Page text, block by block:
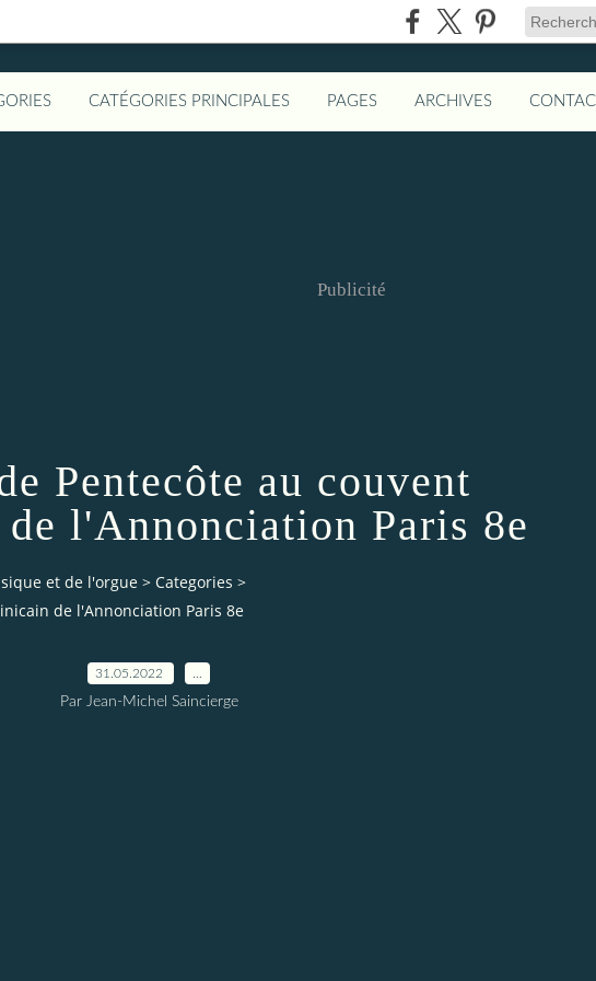
CATÉGORIES PRINCIPALES PAGES ARCHIVES
Publicité
Pentecôte au couvent
l'Annonciation Paris 8e
et de l'orgue > Categories >
de l'Annonciation Paris 8e
31.05.2022
Par Jean-Michel Saincierge